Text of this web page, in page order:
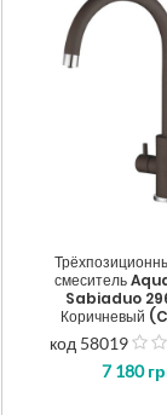
смеситель
Sabiaduo
Коричневый
код 58019
7 180